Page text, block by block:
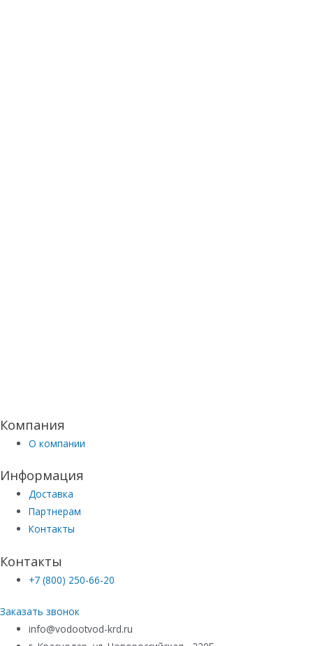
Компания
О компании
Информация
Доставка
Партнерам
Контакты
Контакты
+7 (800) 250-66-20
Заказать звонок
info@vodootvod-krd.ru